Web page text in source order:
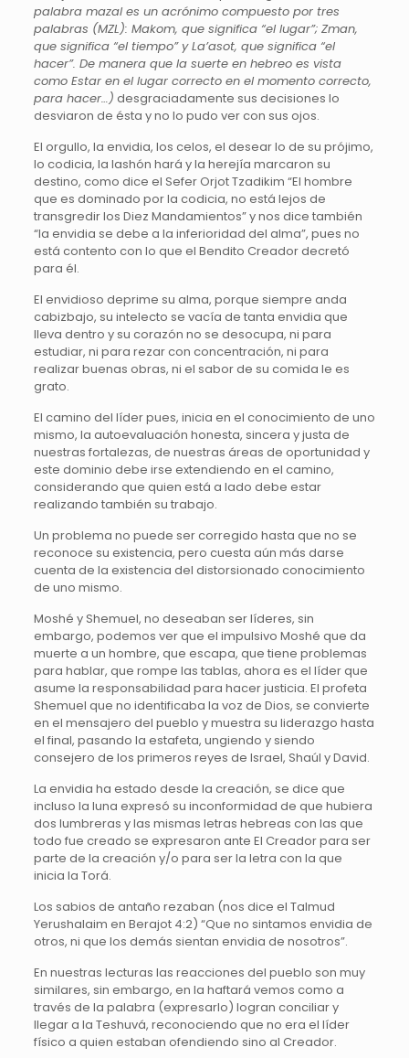
palabra mazal es un acrónimo compuesto por tres
palabras (MZL): Makom, que significa “el lugar”; Zman,
que significa “el tiempo” y La’asot, que significa “el
hacer”. De manera que la suerte en hebreo es vista
como Estar en el lugar correcto en el momento correcto,
para hacer…) desgraciadamente sus decisiones lo
desviaron de ésta y no lo pudo ver con sus ojos.
El orgullo, la envidia, los celos, el desear lo de su prójimo,
lo codicia, la lashón hará y la herejía marcaron su
destino, como dice el Sefer Orjot Tzadikim “El hombre
que es dominado por la codicia, no está lejos de
transgredir los Diez Mandamientos” y nos dice también
“la envidia se debe a la inferioridad del alma”, pues no
está contento con lo que el Bendito Creador decretó
para él.
El envidioso deprime su alma, porque siempre anda
cabizbajo, su intelecto se vacía de tanta envidia que
lleva dentro y su corazón no se desocupa, ni para
estudiar, ni para rezar con concentración, ni para
realizar buenas obras, ni el sabor de su comida le es
grato.
El camino del líder pues, inicia en el conocimiento de uno
mismo, la autoevaluación honesta, sincera y justa de
nuestras fortalezas, de nuestras áreas de oportunidad y
este dominio debe irse extendiendo en el camino,
considerando que quien está a lado debe estar
realizando también su trabajo.
Un problema no puede ser corregido hasta que no se
reconoce su existencia, pero cuesta aún más darse
cuenta de la existencia del distorsionado conocimiento
de uno mismo.
Moshé y Shemuel, no deseaban ser líderes, sin
embargo, podemos ver que el impulsivo Moshé que da
muerte a un hombre, que escapa, que tiene problemas
para hablar, que rompe las tablas, ahora es el líder que
asume la responsabilidad para hacer justicia. El profeta
Shemuel que no identificaba la voz de Dios, se convierte
en el mensajero del pueblo y muestra su liderazgo hasta
el final, pasando la estafeta, ungiendo y siendo
consejero de los primeros reyes de Israel, Shaúl y David.
La envidia ha estado desde la creación, se dice que
incluso la luna expresó su inconformidad de que hubiera
dos lumbreras y las mismas letras hebreas con las que
todo fue creado se expresaron ante El Creador para ser
parte de la creación y/o para ser la letra con la que
inicia la Torá.
Los sabios de antaño rezaban (nos dice el Talmud
Yerushalaim en Berajot 4:2) “Que no sintamos envidia de
otros, ni que los demás sientan envidia de nosotros”.
En nuestras lecturas las reacciones del pueblo son muy
similares, sin embargo, en la haftará vemos como a
través de la palabra (expresarlo) logran conciliar y
llegar a la Teshuvá, reconociendo que no era el líder
físico a quien estaban ofendiendo sino al Creador.